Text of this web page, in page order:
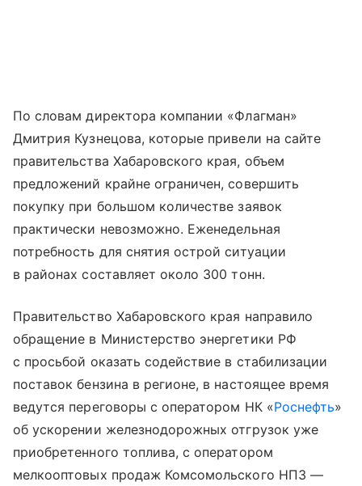
По словам директора компании «Флагман»
Дмитрия Кузнецова, которые привели на сайте
правительства Хабаровского края, объем
предложений крайне ограничен, совершить
покупку при большом количестве заявок
практически невозможно. Еженедельная
потребность для снятия острой ситуации
в районах составляет около 300 тонн.
Правительство Хабаровского края направило
обращение в Министерство энергетики РФ
с просьбой оказать содействие в стабилизации
поставок бензина в регионе, в настоящее время
ведутся переговоры с оператором НК «Роснефть»
об ускорении железнодорожных отгрузок уже
приобретенного топлива, с оператором
мелкооптовых продаж Комсомольского НПЗ —